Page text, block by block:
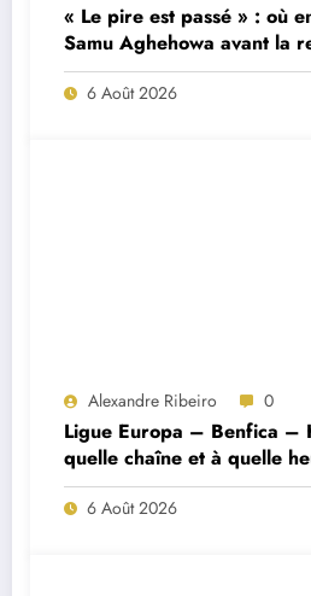
« Le pire est passé » : où
Samu Aghehowa avant la
Porto ?
6 Août 2026
Alexandre Ribeiro 0
Ligue Europa – Benfica –
quelle chaîne et à quelle
match ?
6 Août 2026